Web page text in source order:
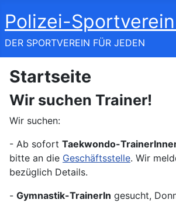
Polizei-
DER SPORTVEREIN FÜR JEDEN
Startseite
Wir suchen Trainer!
Wir suchen:
- Ab sofort Taekwondo-
bitte an die Geschäftsstelle. Wir
bezüglich Details.
- Gymnastik-TrainerIn gesucht,